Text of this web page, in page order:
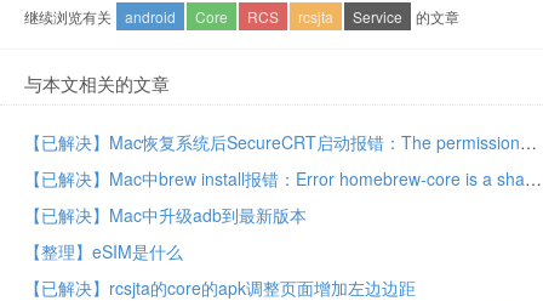
继续浏览有关 android Core RCS rcsjta Service 的文章
与本文相关的文章
【已解决】Mac恢复系统后SecureCRT启动报错：The permissions on the cores directory need to be changed
【已解决】Mac中brew install报错：Error homebrew-core is a shallow clone
【已解决】Mac中升级adb到最新版本
【整理】eSIM是什么
【已解决】rcsjta的core的apk调整页面增加左边边距